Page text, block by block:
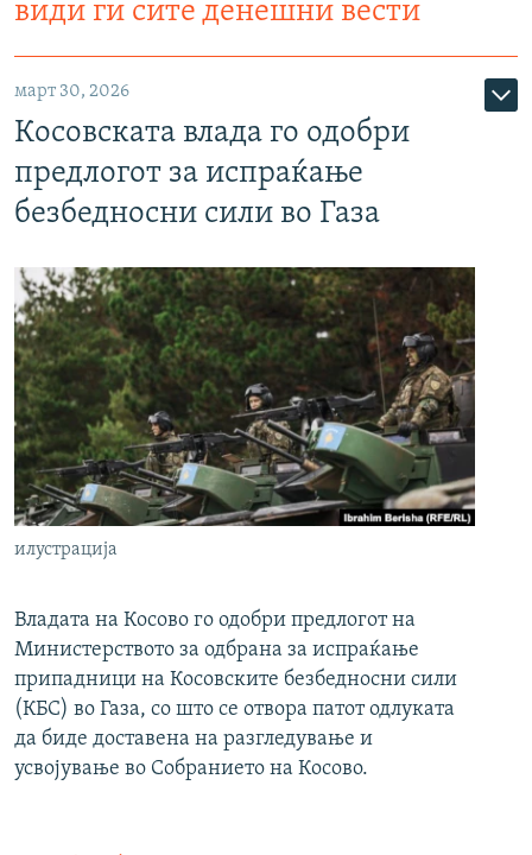
види ги сите денешни вести
март 30, 2026
Косовската влада го одобри
предлогот за испраќање
безбедносни сили во Газа
илустрација
Владата на Косово го одобри предлогот на
Министерството за одбрана за испраќање
припадници на Косовските безбедносни сили
(КБС) во Газа, со што се отвора патот одлуката
да биде доставена на разгледување и
усвојување во Собранието на Косово.